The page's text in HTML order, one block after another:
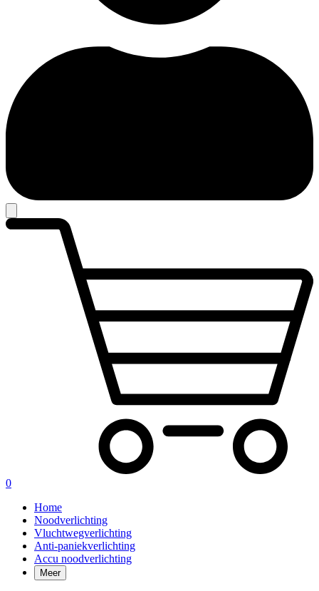
0
Home
Noodverlichting
Vluchtwegverlichting
Anti-paniekverlichting
Accu noodverlichting
Meer